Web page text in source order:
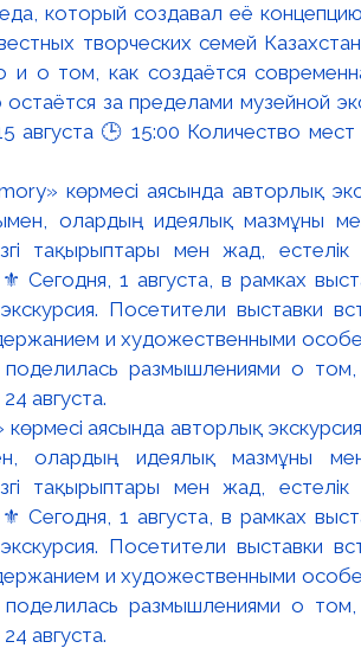
который создавал её
творческих семей
о том, как создаётся
за пределами музейной
🕒 15:00 Количество мест
аясында авторлық
олардың идеялық мазмұны
тақырыптары мен жад,
⚜️ Сегодня, 1 августа, в рамках
Посетители выставки
и художественными
размышлениями о том,
августа.